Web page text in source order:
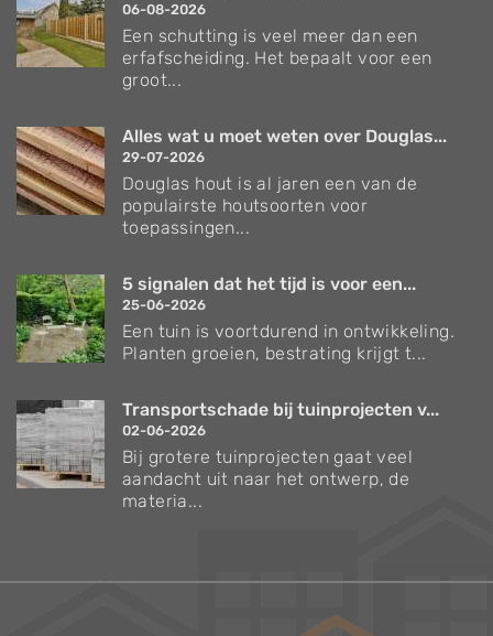
06-08-2026
Een schutting is veel meer dan een
erfafscheiding. Het bepaalt voor een
groot...
Alles wat u moet weten over Douglas...
29-07-2026
Douglas hout is al jaren een van de
populairste houtsoorten voor
toepassingen...
5 signalen dat het tijd is voor een...
25-06-2026
Een tuin is voortdurend in ontwikkeling.
Planten groeien, bestrating krijgt t...
Transportschade bij tuinprojecten v...
02-06-2026
Bij grotere tuinprojecten gaat veel
aandacht uit naar het ontwerp, de
materia...
Verzorgingstips voor bomen en planten
Inspiratie voor uw tuin en terras